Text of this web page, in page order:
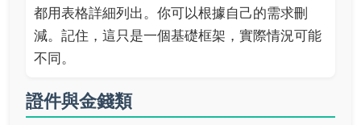
都用表格詳細列出。你可以根據自己的需求刪
減。記住，這只是一個基礎框架，實際情況可能
不同。
證件與金錢類